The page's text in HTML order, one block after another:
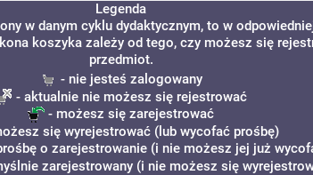
Legenda
w danym cyklu dydaktycznym, to w
koszyka zależy od tego, czy możesz się
przedmiot.
- nie jesteś zalogowany
- aktualnie nie możesz się rejestrować
- możesz się zarejestrować
się wyrejestrować (lub wycofać prośbę)
o zarejestrowanie (i nie możesz jej już
zarejestrowany (i nie możesz się